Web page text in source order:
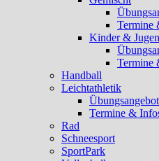
Termine
Kinder &
Termine
Handball
Leichtathletik
Termine &
Rad
Schneesport
SportPark